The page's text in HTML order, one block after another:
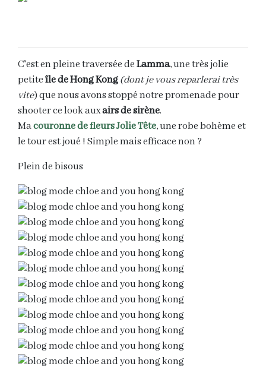
C'est en pleine traversée deLamma, une très jolie
petiteîle de Hong Kong(dont je vous reparlerai très
vite) que nous avons stoppé notre promenade pour
shooter ce look auxairs de sirène.
Macouronne de fleurs Jolie Tête, une robe bohème et
le tour est joué ! Simple mais efficace non ?
Plein de bisous